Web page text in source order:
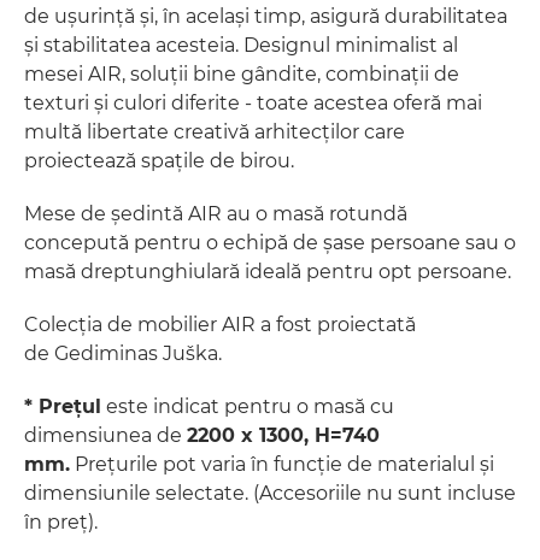
de ușurință și, în același timp, asigură durabilitatea
și stabilitatea acesteia. Designul minimalist al
mesei AIR, soluții bine gândite, combinații de
texturi și culori diferite - toate acestea oferă mai
multă libertate creativă arhitecților care
proiectează spațile de birou.
Mese de ședintă AIR au o masă rotundă
concepută pentru o echipă de șase persoane sau o
masă dreptunghiulară ideală pentru opt persoane.
Colecția de mobilier AIR a fost proiectată
de Gediminas Juška.
* Prețul este indicat pentru o masă cu
dimensiunea de 2200 x 1300, H=740
mm. Prețurile pot varia în funcție de materialul și
dimensiunile selectate. (Accesoriile nu sunt incluse
în preț).